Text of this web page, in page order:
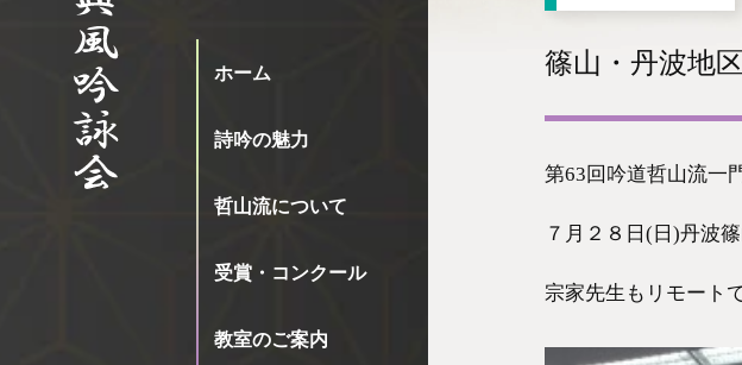
ホーム
詩吟の魅力
哲山流について
受賞・コンクール
教室のご案内
篠山・丹波地
第63回吟道哲山流一
７月２８日(日)丹波
宗家先生もリモート